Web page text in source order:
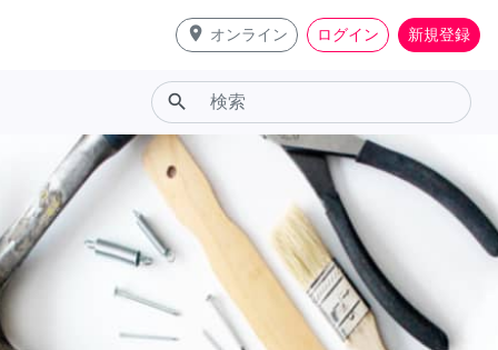
place オンライン ログイン 新規登録
search